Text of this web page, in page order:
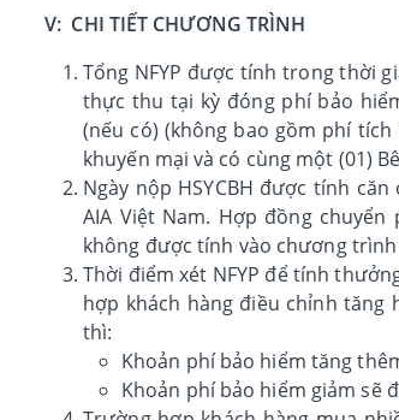
V: CHI TIẾT CHƯƠNG TRÌNH
Tổng NFYP được tính trong thời
thực thu tại kỳ đóng phí bảo
(nếu có) (không bao gồm phí
khuyến mại và có cùng một (01)
Ngày nộp HSYCBH được tính
AIA Việt Nam. Hợp đồng
không được tính vào chương trình
Thời điểm xét NFYP để tính
hợp khách hàng điều chỉnh tăng
thì:
Khoản phí bảo hiểm tăng
Khoản phí bảo hiểm giảm